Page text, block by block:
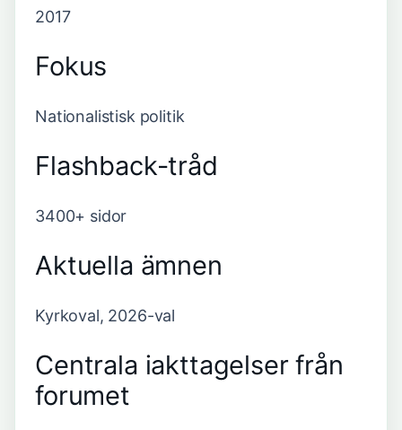
2017
Fokus
Nationalistisk politik
Flashback-tråd
3400+ sidor
Aktuella ämnen
Kyrkoval, 2026-val
Centrala iakttagelser från
forumet